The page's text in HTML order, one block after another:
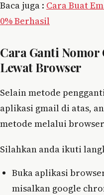
Baca juga : Cara Buat
0% Berhasil
Cara Ganti
Lewat Browser
Selain metode
aplikasi gmail di atas,
metode melalui
Silahkan anda ikuti
Buka aplikasi
misalkan google